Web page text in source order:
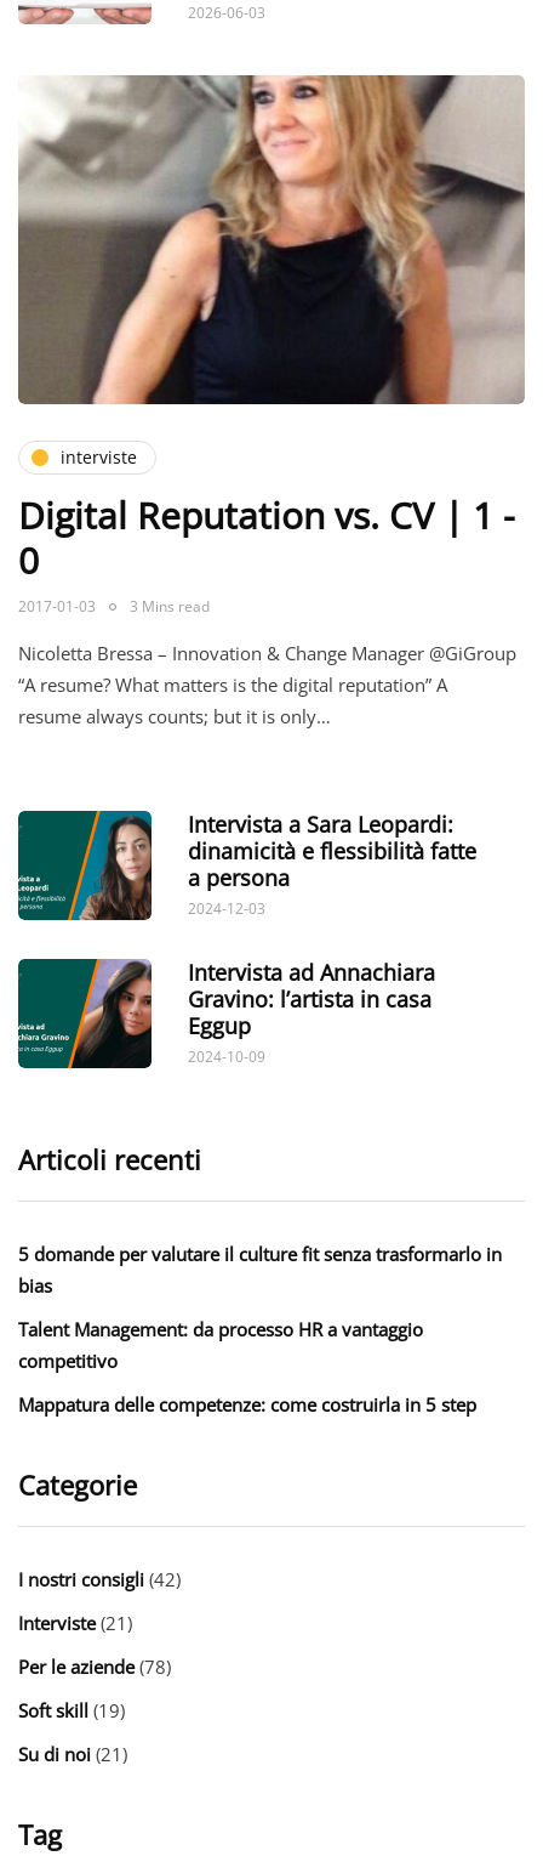
2026-06-03
interviste
Digital Reputation vs. CV | 1 -
0
2017-01-03 3 Mins read
Nicoletta Bressa – Innovation & Change Manager @GiGroup
“A resume? What matters is the digital reputation” A
resume always counts; but it is only…
Intervista a Sara Leopardi:
dinamicità e flessibilità fatte
a persona
2024-12-03
Intervista ad Annachiara
Gravino: l’artista in casa
Eggup
2024-10-09
Articoli recenti
5 domande per valutare il culture fit senza trasformarlo in
bias
Talent Management: da processo HR a vantaggio
competitivo
Mappatura delle competenze: come costruirla in 5 step
Categorie
I nostri consigli (42)
Interviste(21)
Per le aziende(78)
Soft skill (19)
Su di noi (21)
Tag